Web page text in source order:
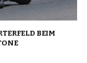
BEIM